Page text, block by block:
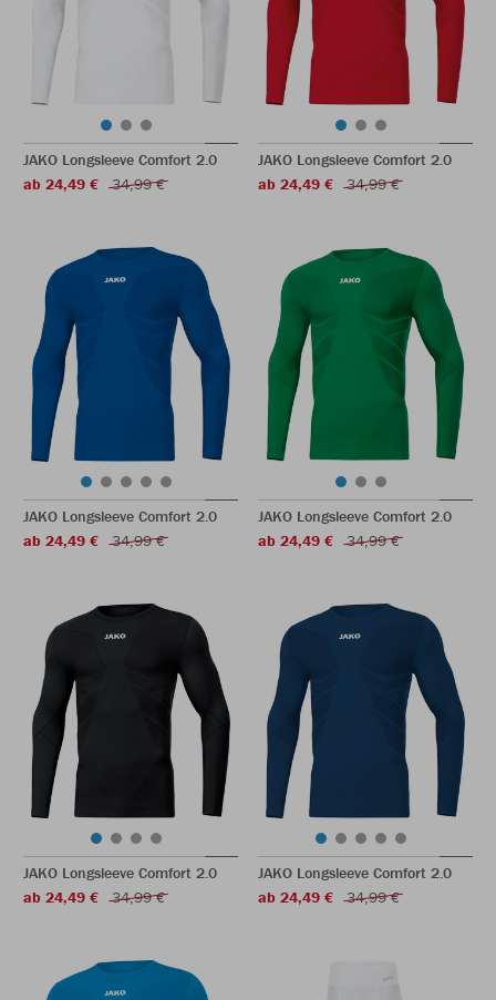
JAKO Longsleeve Comfort 2.0
ab 24,49 €
34,99 €
JAKO Longsleeve Comfort 2.0
ab 24,49 €
34,99 €
JAKO Longsleeve Comfort 2.0
ab 24,49 €
34,99 €
JAKO Longsleeve Comfort 2.0
ab 24,49 €
34,99 €
JAKO Longsleeve Comfort 2.0
ab 24,49 €
34,99 €
JAKO Longsleeve Comfort 2.0
ab 24,49 €
34,99 €